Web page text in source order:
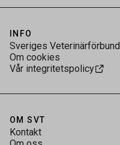
INFO
Sveriges Veterinärförbund
Om cookies
Vår integritetspolicy
OM SVT
Kontakt